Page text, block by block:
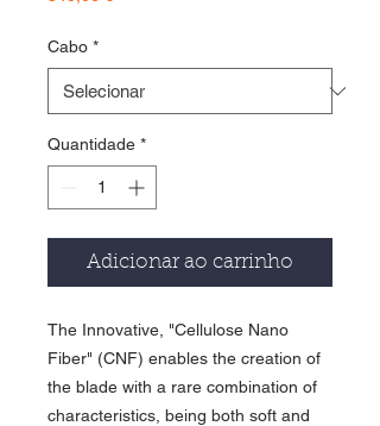
Cabo *
Quantidade *
Adicionar ao carrinho
The Innovative, "Cellulose Nano
Fiber" (CNF) enables the creation of
the blade with a rare combination of
characteristics, being both soft and